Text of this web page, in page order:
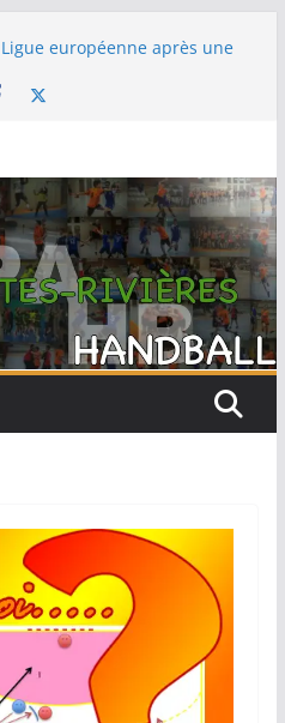
européenne après une
maîtrisée face au Füchse
des champions pour la
un exploit contre le tenant
-18 championnes, les SF1
-13 quatrièmes